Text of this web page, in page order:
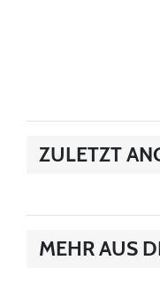
ZULETZT
MEHR AUS